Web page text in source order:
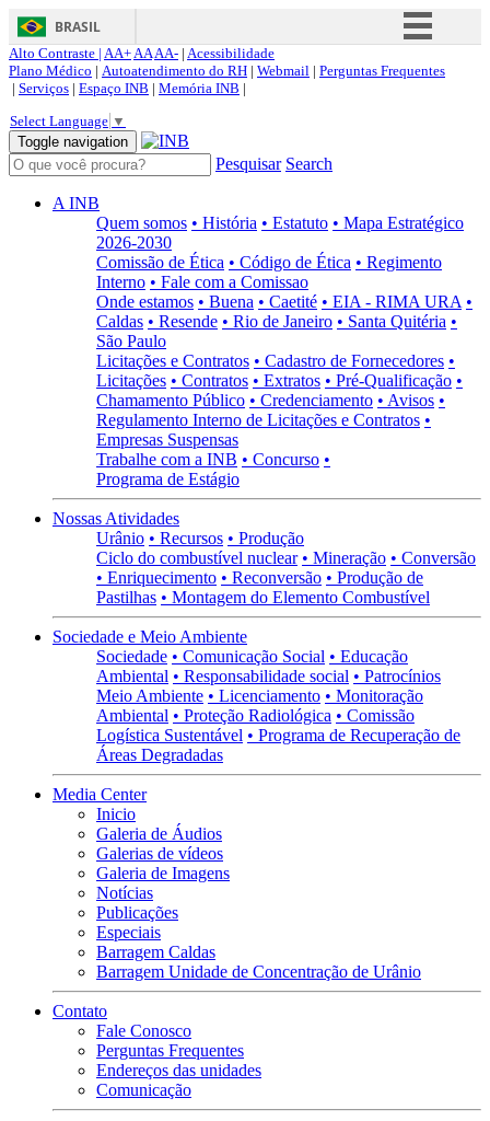
BRASIL
Simplifique!
Acesso à informação
Canais
Alto Contraste | AA+AAAA- | Acessibilidade
Plano Médico | Autoatendimento do RH | Webmail | Perguntas Frequentes
| Serviços | Espaço INB | Memória INB |
Select Language ▼
Toggle navigation
Pesquisar Search
A INB
Quem somos • História • Estatuto • Mapa Estratégico
2026-2030
Comissão de Ética • Código de Ética • Regimento
Interno • Fale com a Comissao
Onde estamos • Buena • Caetité • EIA - RIMA URA •
Caldas • Resende • Rio de Janeiro • Santa Quitéria •
São Paulo
Licitações e Contratos • Cadastro de Fornecedores •
Licitações • Contratos • Extratos • Pré-Qualificação •
Chamamento Público • Credenciamento • Avisos •
Regulamento Interno de Licitações e Contratos •
Empresas Suspensas
Trabalhe com a INB • Concurso •
Programa de Estágio
Nossas Atividades
Urânio • Recursos • Produção
Ciclo do combustível nuclear • Mineração • Conversão
• Enriquecimento • Reconversão • Produção de
Pastilhas • Montagem do Elemento Combustível
Sociedade e Meio Ambiente
Sociedade • Comunicação Social • Educação
Ambiental • Responsabilidade social • Patrocínios
Meio Ambiente • Licenciamento • Monitoração
Ambiental • Proteção Radiológica • Comissão
Logística Sustentável • Programa de Recuperação de
Áreas Degradadas
Media Center
Inicio
Galeria de Áudios
Galerias de vídeos
Galeria de Imagens
Notícias
Publicações
Especiais
Barragem Caldas
Barragem Unidade de Concentração de Urânio
Contato
Fale Conosco
Perguntas Frequentes
Endereços das unidades
Comunicação